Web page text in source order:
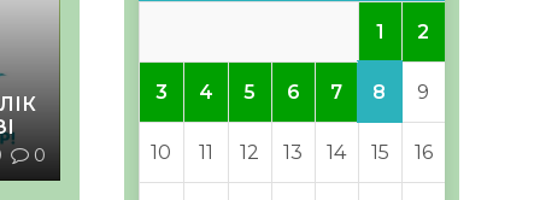
0
1 2
3 4 5 6 7 8 9
10 11 12 13 14 15 16